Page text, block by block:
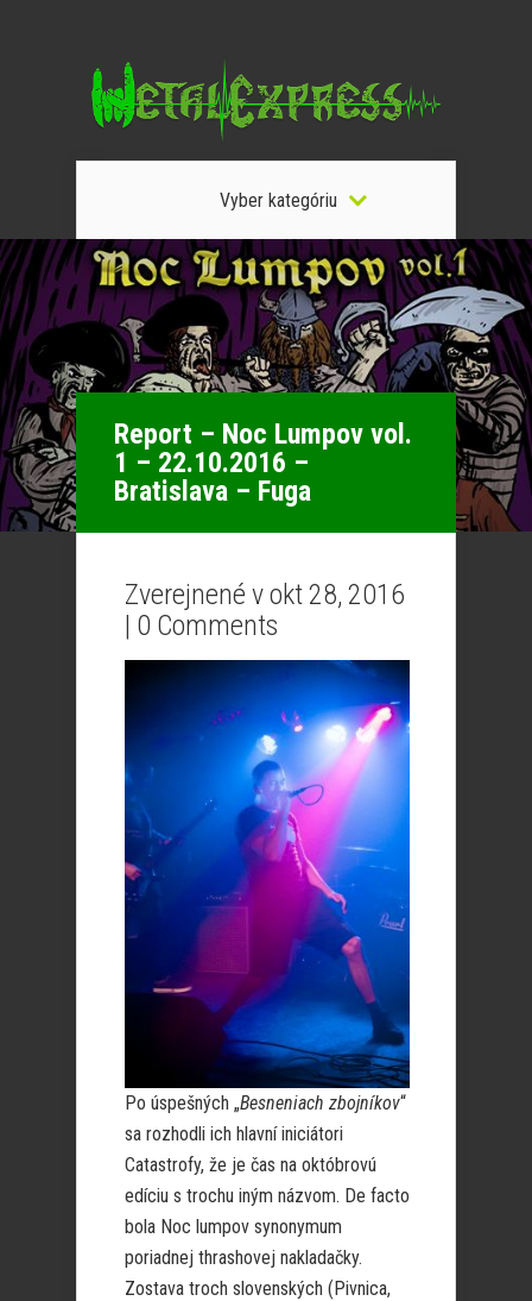
Vyber kategóriu
Report – Noc Lumpov vol.
1 – 22.10.2016 –
Bratislava – Fuga
Zverejnené v okt 28, 2016
| 0 Comments
Po úspešných „Besneniach zbojníkov“
sa rozhodli ich hlavní iniciátori
Catastrofy, že je čas na októbrovú
edíciu s trochu iným názvom. De facto
bola Noc lumpov synonymum
poriadnej thrashovej nakladačky.
Zostava troch slovenských (Pivnica,